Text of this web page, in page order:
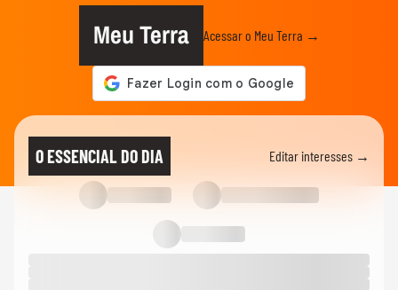
Meu Terra Acessar o Meu Terra →
O ESSENCIAL DO DIA Editar interesses →